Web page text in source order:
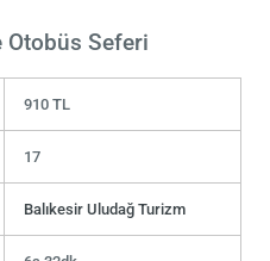
Otobüs Seferi
910 TL
17
Balıkesir Uludağ Turizm